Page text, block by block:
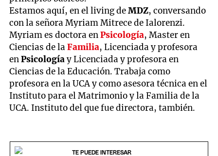
Estamos aquí, en el living deMDZ, conversando
con la señora Myriam Mitrece de Ialorenzi.
Myriam es doctora enPsicología, Master en
Ciencias de laFamilia, Licenciada y profesora
enPsicologíay Licenciada y profesora en
Ciencias de la Educación. Trabaja como
profesora en la UCA y como asesora técnica en el
Instituto para el Matrimonio y la Familia de la
UCA. Instituto del que fue directora, también.
TE PUEDE INTERESAR